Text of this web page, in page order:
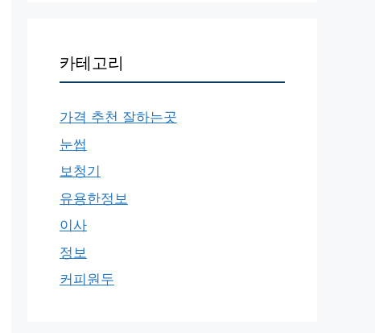
카테고리
가격 추천 잘하는곳
눈썹
보청기
유용한정보
이사
정보
커피원두